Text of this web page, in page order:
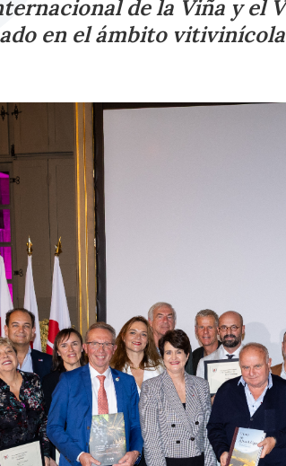
de la Viña y el
en el ámbito